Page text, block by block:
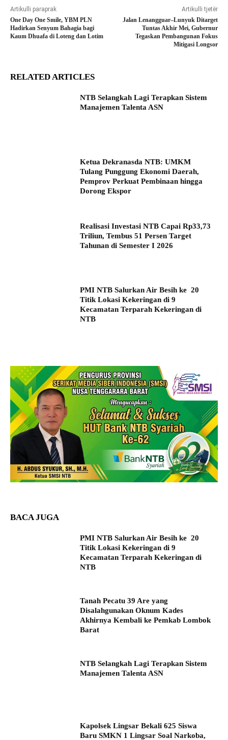
Artikulli paraprak
One Day One Smile, YBM PLN
Hadirkan Senyum Bahagia bagi
Kaum Dhuafa di Loteng dan Lotim
Artikulli tjetër
Jalan Lenangguar–Lunyuk Ditarget
Tuntas Akhir Mei, Gubernur
Tegaskan Pembangunan Fokus
Mitigasi Longsor
RELATED ARTICLES
NTB Selangkah Lagi Terapkan Sistem
Manajemen Talenta ASN
Ketua Dekranasda NTB: UMKM
Tulang Punggung Ekonomi Daerah,
Pemprov Perkuat Pembinaan hingga
Dorong Ekspor
Realisasi Investasi NTB Capai Rp33,73
Triliun, Tembus 51 Persen Target
Tahunan di Semester I 2026
PMI NTB Salurkan Air Besih ke 20
Titik Lokasi Kekeringan di 9
Kecamatan Terparah Kekeringan di
NTB
BACA JUGA
PMI NTB Salurkan Air Besih ke 20
Titik Lokasi Kekeringan di 9
Kecamatan Terparah Kekeringan di
NTB
Tanah Pecatu 39 Are yang
Disalahgunakan Oknum Kades
Akhirnya Kembali ke Pemkab Lombok
Barat
NTB Selangkah Lagi Terapkan Sistem
Manajemen Talenta ASN
Kapolsek Lingsar Bekali 625 Siswa
Baru SMKN 1 Lingsar Soal Narkoba,